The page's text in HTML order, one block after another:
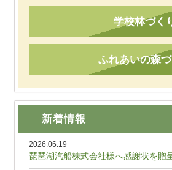
学校林づく
ふれあいの森
新着情報
2026.06.19
琵琶湖汽船株式会社様へ感謝状を贈